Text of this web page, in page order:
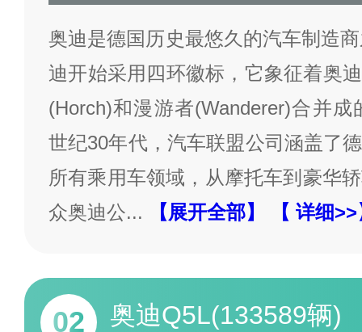
奥迪是德国历史最悠久的汽车制造
迪开始采用四环徽标，它象征着奥
(Horch)和漫游者(Wanderer)合并
世纪30年代，汽车联盟公司涵盖了
所有乘用车领域，从摩托车到豪华
众奥迪公... 【展开全部】 【 详细
02 奥迪Q5L(133589辆)